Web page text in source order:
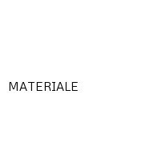
MATERIALE